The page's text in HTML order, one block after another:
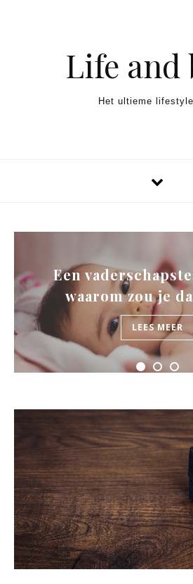
Life and
Het ultieme
Een
waarom zou je
LEES MEER